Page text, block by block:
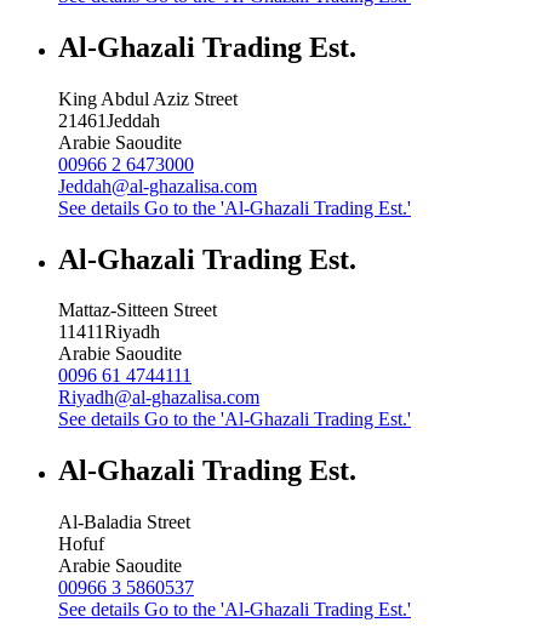
Al-Ghazali Trading Est.
King Abdul Aziz Street
21461Jeddah
Arabie Saoudite
00966 2 6473000
Jeddah@al-ghazalisa.com
See details Go to the 'Al-Ghazali Trading Est.'
Al-Ghazali Trading Est.
Mattaz-Sitteen Street
11411Riyadh
Arabie Saoudite
0096 61 4744111
Riyadh@al-ghazalisa.com
See details Go to the 'Al-Ghazali Trading Est.'
Al-Ghazali Trading Est.
Al-Baladia Street
Hofuf
Arabie Saoudite
00966 3 5860537
See details Go to the 'Al-Ghazali Trading Est.'